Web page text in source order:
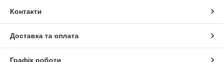
Контакти
Доставка та оплата
Графік роботи